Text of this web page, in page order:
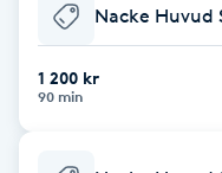
Gravidyoga
Nacke Huvud
1 200 kr
90 min